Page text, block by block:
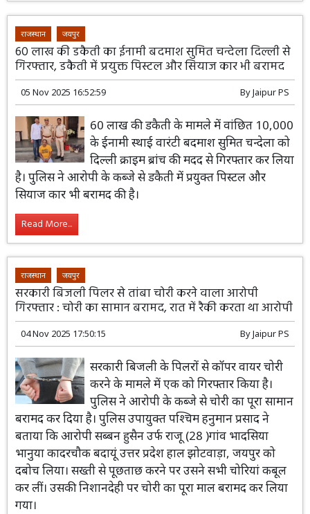
राजस्थान जयपुर
60 लाख की डकैती का ईनामी बदमाश सुमित चन्देला दिल्ली से
गिरफ्तार, डकैती में प्रयुक्त पिस्टल और सियाज कार भी बरामद
05 Nov 2025 16:52:59 ByJaipur PS
60 लाख की डकैती के मामले में वांछित 10,000
के ईनामी स्थाई वारंटी बदमाश सुमित चन्देला को
दिल्ली क्राइम ब्रांच की मदद से गिरफ्तार कर लिया
है। पुलिस ने आरोपी के कब्जे से डकैती में प्रयुक्त पिस्टल और
सियाज कार भी बरामद की है।
Read More...
राजस्थान जयपुर
सरकारी बिजली पिलर से तांबा चोरी करने वाला आरोपी
गिरफ्तार : चोरी का सामान बरामद, रात में रैकी करता था आरोपी
04 Nov 2025 17:50:15 ByJaipur PS
सरकारी बिजली के पिलरों से कॉपर वायर चोरी
करने के मामले में एक को गिरफ्तार किया है।
पुलिस ने आरोपी के कब्जे से चोरी का पूरा सामान
बरामद कर दिया है। पुलिस उपायुक्त पश्चिम हनुमान प्रसाद ने
बताया कि आरोपी सब्बन हुसैन उर्फ राजू (28 )गांव भादसिया
भानुया कादरचौक बदायूं उत्तर प्रदेश हाल झोटवाड़ा, जयपुर को
दबोच लिया। सख्ती से पूछताछ करने पर उसने सभी चोरियां कबूल
कर लीं। उसकी निशानदेही पर चोरी का पूरा माल बरामद कर लिया
गया।